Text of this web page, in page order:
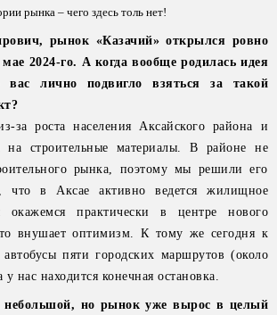
рынка – чего здесь толь нет!
рынок «Казачий» открылся ровно
2024-го. А когда вообще родилась идея
вас лично подвигло взяться за такой
за роста населения Аксайского района и
на строительные материалы. В районе не
рынка, поэтому мы решили его
что в Аксае активно ведется жилищное
окажемся практически в центре нового
внушает оптимизм. К тому же сегодня к
пяти городских маршрутов (около
нас находится конечная остановка.
небольшой, но рынок уже вырос в целый